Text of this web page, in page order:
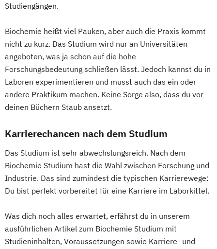
Studiengängen.
Biochemie heißt viel Pauken, aber auch die Praxis kommt
nicht zu kurz. Das Studium wird nur an Universitäten
angeboten, was ja schon auf die hohe
Forschungsbedeutung schließen lässt. Jedoch kannst du in
Laboren experimentieren und musst auch das ein oder
andere Praktikum machen. Keine Sorge also, dass du vor
deinen Büchern Staub ansetzt.
Karrierechancen nach dem Studium
Das Studium ist sehr abwechslungsreich. Nach dem
Biochemie Studium hast die Wahl zwischen Forschung und
Industrie. Das sind zumindest die typischen Karrierewege:
Du bist perfekt vorbereitet für eine Karriere im Laborkittel.
Was dich noch alles erwartet, erfährst du in unserem
ausführlichen Artikel zum Biochemie Studium mit
Studieninhalten, Voraussetzungen sowie Karriere- und